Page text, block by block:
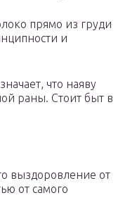
прямо из груди
и
что наяву
раны. Стоит быт в
выздоровление от
от самого